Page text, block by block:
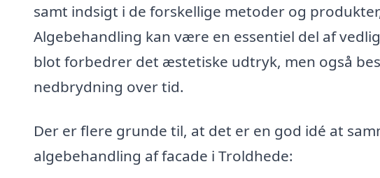
samt indsigt i de forskellige metoder og
Algebehandling kan være en essentiel del af
blot forbedrer det æstetiske udtryk, men også
nedbrydning over tid.
Der er flere grunde til, at det er en god idé at
algebehandling af facade i Troldhede: